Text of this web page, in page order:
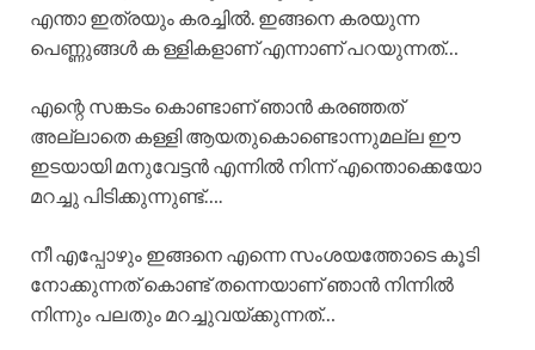
എന്താ ഇത്രയും കരച്ചിൽ. ഇങ്ങനെ കരയുന്ന
പെണ്ണുങ്ങൾ ക ള്ളികളാണ് എന്നാണ് പറയുന്നത്…
എന്റെ സങ്കടം കൊണ്ടാണ് ഞാൻ കരഞ്ഞത്
അല്ലാതെ കള്ളി ആയതുകൊണ്ടൊന്നുമല്ല ഈ
ഇടയായി മനുവേട്ടൻ എന്നിൽ നിന്ന് എന്തൊക്കെയോ
മറച്ചു പിടിക്കുന്നുണ്ട്….
നീ എപ്പോഴും ഇങ്ങനെ എന്നെ സംശയത്തോടെ കൂടി
നോക്കുന്നത് കൊണ്ട് തന്നെയാണ് ഞാൻ നിന്നിൽ
നിന്നും പലതും മറച്ചുവയ്ക്കുന്നത്…